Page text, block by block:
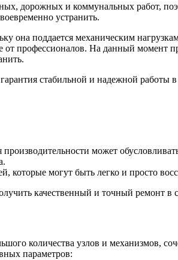
дорожных и коммунальных работ,
устранить.
она поддается механическим
профессионалов. На данный момент
стабильной и надежной работы
может
могут быть легко и просто
качественный и точный ремонт
количества узлов и механизмов,
параметров: